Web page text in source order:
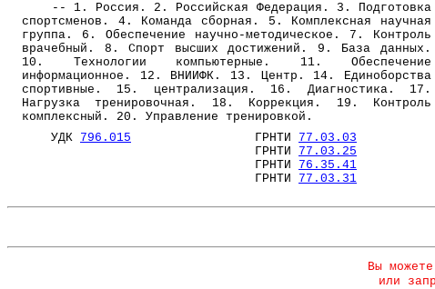
-- 1. Россия. 2. Российская Федерация. 3. Подготовка
спортсменов. 4. Команда сборная. 5. Комплексная научная
группа. 6. Обеспечение научно-методическое. 7. Контроль
врачебный. 8. Спорт высших достижений. 9. База данных.
10. Технологии компьютерные. 11. Обеспечение
информационное. 12. ВНИИФК. 13. Центр. 14. Единоборства
спортивные. 15. централизация. 16. Диагностика. 17.
Нагрузка тренировочная. 18. Коррекция. 19. Контроль
комплексный. 20. Управление тренировкой.
УДК 796.015 ГРНТИ 77.03.03
ГРНТИ 77.03.25
ГРНТИ 76.35.41
ГРНТИ 77.03.31
Вы
или